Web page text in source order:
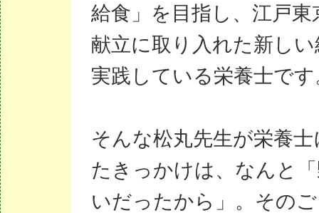
給食」を目指し、江戸東
献立に取り入れた新し
実践している栄養士です
そんな松丸先生が栄養
たきっかけは、なんと
いだったから」。その